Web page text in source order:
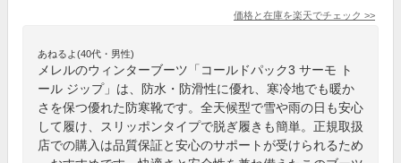
価格と在庫を楽天でチェック >>
あねるよ(40代・男性)
メレルのウィンターブーツ「コールドパック3 サーモ ト
ール ジップ」は、防水・防滑性に優れ、寒冷地でも暖か
さを保つ優れた防寒靴です。全天候型で雪や雨の日も安心
して履け、スリッポンタイプで脱ぎ履きも簡単。正規取扱
店での購入は品質保証と安心のサポートが受けられるため